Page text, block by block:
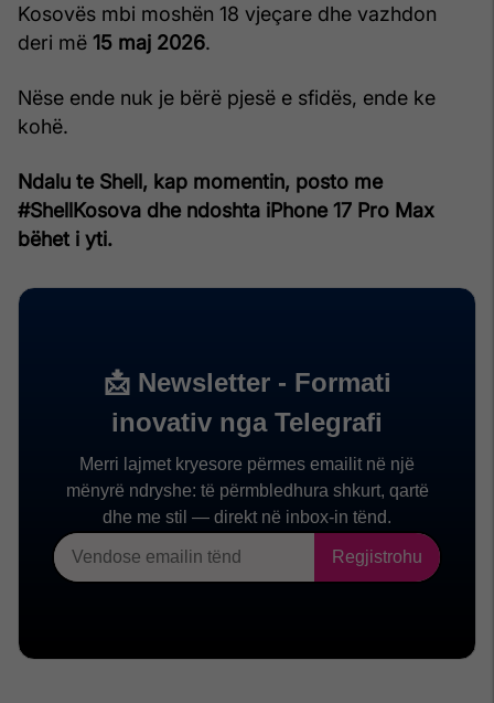
Kosovës mbi moshën 18 vjeçare dhe vazhdon
deri më 15 maj 2026.
Nëse ende nuk je bërë pjesë e sfidës, ende ke
kohë.
Ndalu te Shell, kap momentin, posto me
#ShellKosova dhe ndoshta iPhone 17 Pro Max
bëhet i yti.